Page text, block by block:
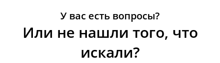
У вас есть вопросы?
Или не нашли того, что
искали?